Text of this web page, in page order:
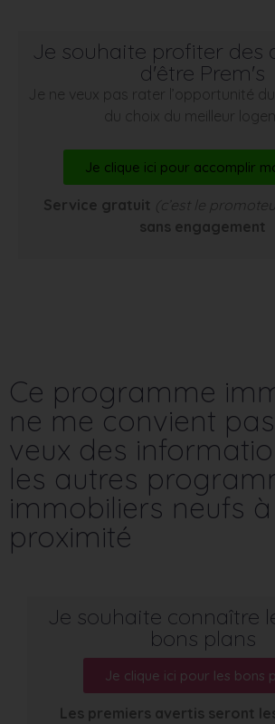
Je souhaite profiter des
d'être Prem's
Je ne veux pas rater l’opportunité
du choix du meilleur
Je clique ici pour accomplir
Service gratuit (c’est le
sans engagement
Ce programme
ne me convient
veux des
les autres
immobiliers neufs à
proximité
Je souhaite connaître
bons plans
Je clique ici pour les bons
Les premiers avertis seront